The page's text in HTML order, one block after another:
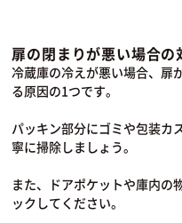
扉の閉まりが悪い場合の
冷蔵庫の冷えが悪い場合、扉
る原因の1つです。
パッキン部分にゴミや包装カ
寧に掃除しましょう。
また、ドアポケットや庫内の
ックしてください。